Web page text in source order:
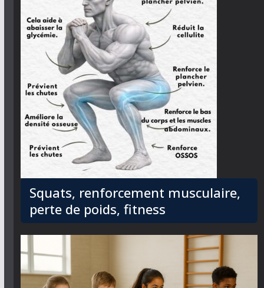
Squats, renforcement musculaire,
perte de poids, fitness